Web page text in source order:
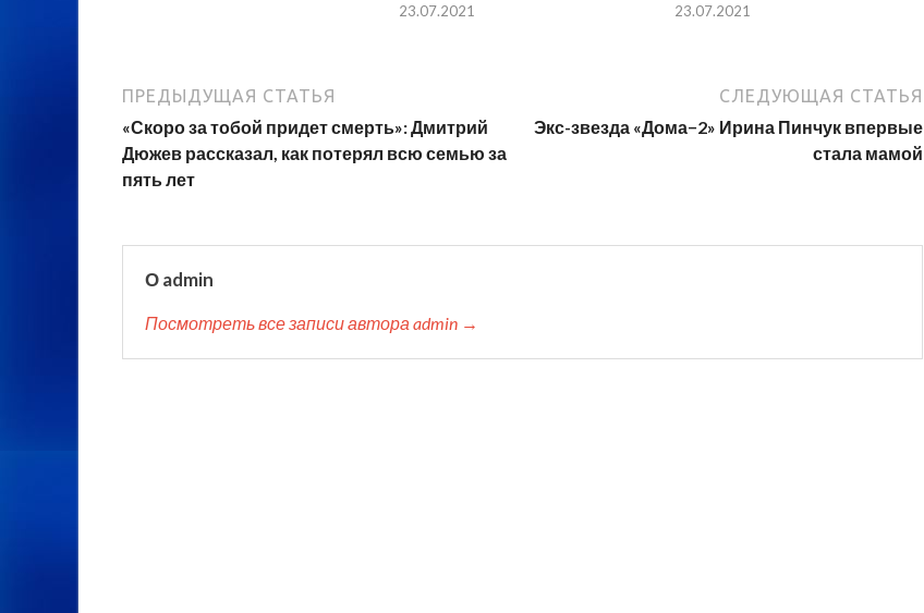
23.07.2021 23.07.2021
ПРЕДЫДУЩАЯ СТАТЬЯ
«Скоро за тобой придет смерть»: Дмитрий
Дюжев рассказал, как потерял всю семью за
пять лет
СЛЕДУЮЩАЯ СТАТЬЯ
Экс-звезда «Дома−2» Ирина Пинчук впервые
стала мамой
О admin
Посмотреть все записи автора admin →